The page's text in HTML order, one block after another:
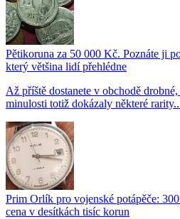
Pětikoruna za 50 000 Kč. Poznáte ji
který většina lidí přehlédne
Až příště dostanete v obchodě
minulosti totiž dokázaly některé
Prim Orlík pro vojenské potápěče:
cena v desítkách tisíc korun